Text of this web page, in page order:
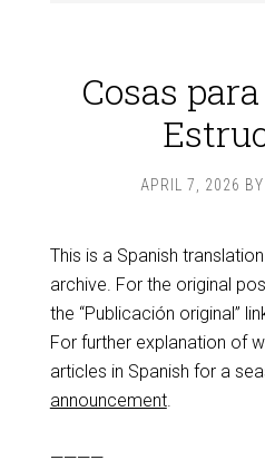
Cosas
APRIL 7, 2026 BY
This is a Spanish
archive. For the original
the “Publicación original”
For further explanation of
articles in Spanish for a
announcement.
————